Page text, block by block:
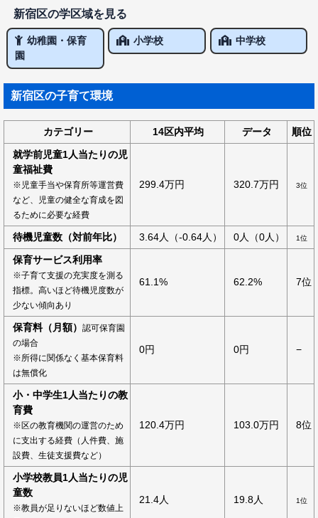
新宿区の学区域を見る
幼稚園・保育
園
小学校 中学校
新宿区の子育て環境
カテゴリー 14区内平均 データ
順位
就学前児童1人当たりの児
童福祉費
※児童手当や保育所等運営費
など、児童の健全な育成を図
るために必要な経費
299.4万円 320.7万円 3位
待機児童数（対前年比） 3.64人（-0.64人） 0人（0人） 1位
保育サービス利用率
※子育て支援の充実度を測る
指標。高いほど待機児度数が
少ない傾向あり
61.1% 62.2% 7位
保育料（月額）
認可保育園
の場合
※所得に関係なく基本保育料
は無償化
0円 0円 −
小・中学生1人当たりの教
育費
※区の教育機関の運営のため
に支出する経費（人件費、施
設費、生徒支援費など）
120.4万円 103.0万円 8位
小学校教員1人当たりの児
童数
※教員が足りないほど数値上
21.4人 19.8人 1位